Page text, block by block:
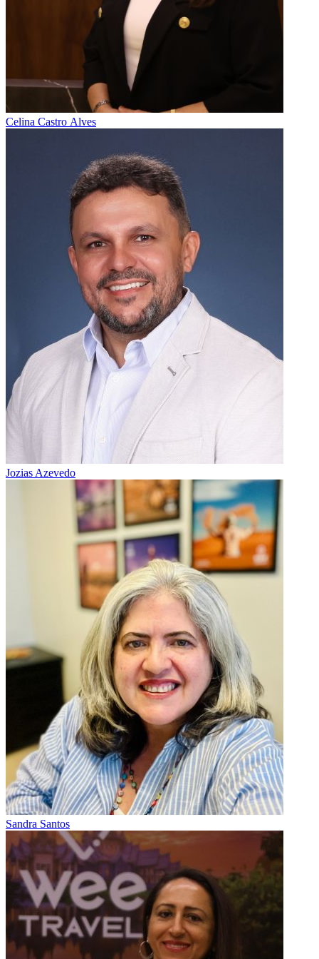
Celina Castro Alves
Jozias Azevedo
Sandra Santos